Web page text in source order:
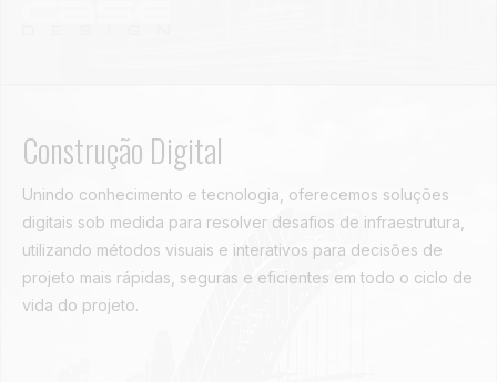
Construção Digital
Unindo conhecimento e tecnologia, oferecemos soluções
digitais sob medida para resolver desafios de infraestrutura,
utilizando métodos visuais e interativos para decisões de
projeto mais rápidas, seguras e eficientes em todo o ciclo de
vida do projeto.